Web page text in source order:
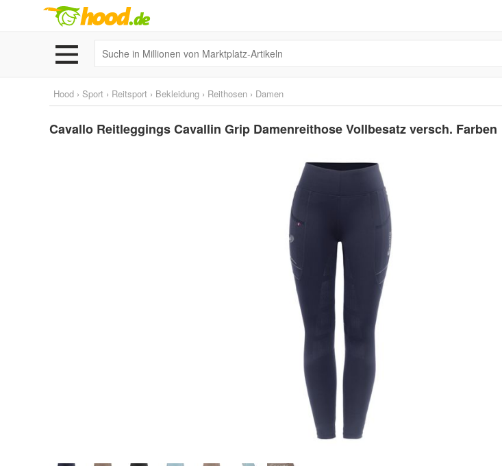
Hood › Sport › Reitsport › Bekleidung › Reithosen › Damen
Cavallo Reitleggings Cavallin Grip Damenreithose Vollbesatz versch. Farben